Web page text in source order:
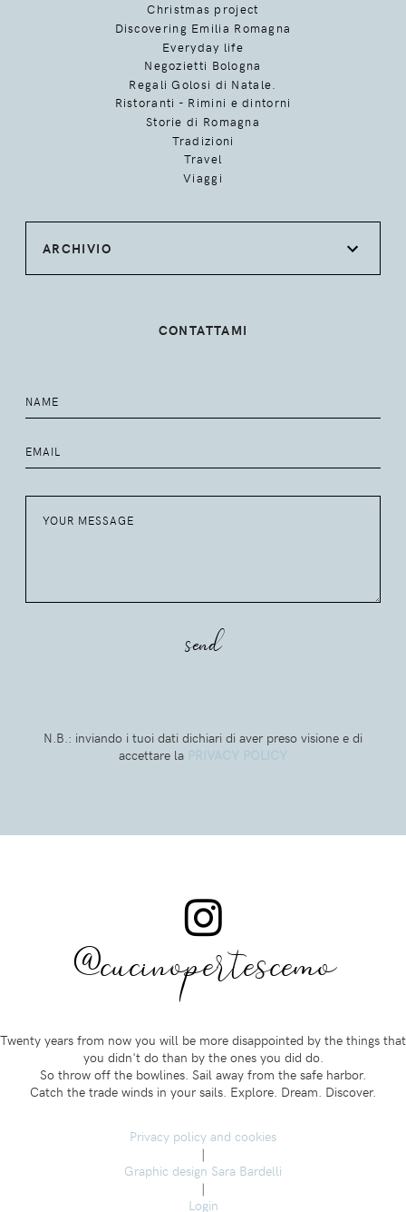
Christmas project
Discovering Emilia Romagna
Everyday life
Negozietti Bologna
Regali Golosi di Natale.
Ristoranti - Rimini e dintorni
Storie di Romagna
Tradizioni
Travel
Viaggi
ARCHIVIO
CONTATTAMI
N.B.: inviando i tuoi dati dichiari di aver preso visione e di
accettare la
@cucinopertescemo
Twenty years from now you will be more disappointed by the things that
you didn't do than by the ones you did do.
So throw off the bowlines. Sail away from the safe harbor.
Catch the trade winds in your sails. Explore. Dream. Discover.
Privacy policy and cookies
|
Graphic design Sara Bardelli
|
Login